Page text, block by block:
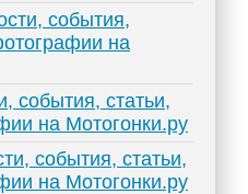
события,
на
события, статьи,
на Мотогонки.ру
события, статьи,
на Мотогонки.ру